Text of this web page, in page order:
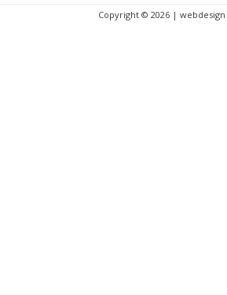
Copyright © 2026 | webdesign